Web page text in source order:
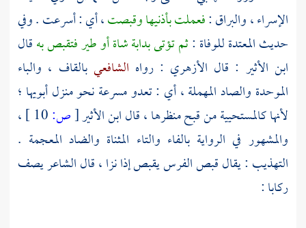
الإسراء ، والبراق :فعملت بأذنيها وقبصت، أي : أسرعت . وفي
حديث المعتدة للوفاة :ثم تؤتى بدابة شاة أو طير فتقبص بهقال
ابن الأثير : قال الأزهري : رواه الشافعيبالقاف ، والباء
الموحدة والصاد المهملة ، أي : تعدو مسرعة نحو منزل أبويها ؛
لأنها كالمستحيية من قبح منظرها ، قالابن الأثير[ص:
،
والمشهور في الرواية بالفاء والتاء المثناة والضاد المعجمة .
التهذيب : يقال قبص الفرس يقبص إذا نزا ، قال الشاعر يصف
ركابا :